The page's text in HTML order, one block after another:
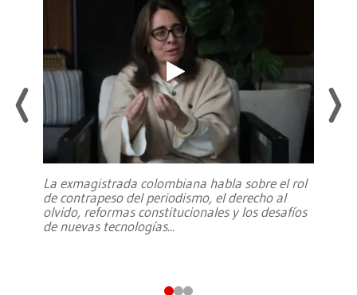
La exmagistrada colombiana habla sobre el rol
de contrapeso del periodismo, el derecho al
olvido, reformas constitucionales y los desafíos
de nuevas tecnologías...